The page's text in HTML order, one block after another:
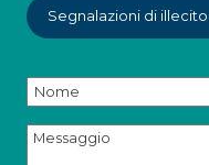
Segnalazioni di